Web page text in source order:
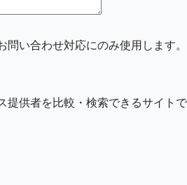
い合わせ対応にのみ使用します。
提供者を比較・検索できるサイトで